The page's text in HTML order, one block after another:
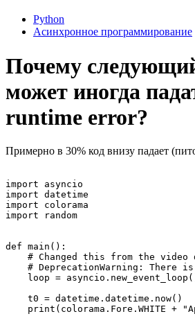
Python
Асинхронное программирование
Почему
может иногда
runtime error?
Примерно в 30% код внизу падает
import asyncio
import datetime
import colorama
import random
def main():
# Changed this from the video
# DeprecationWarning: There
loop =
    t0 = datetime.datetime.now()
print(colorama.Fore.WHITE +